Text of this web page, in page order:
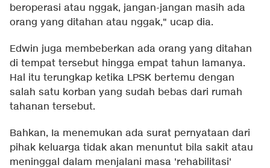
beroperasi atau nggak, jangan-jangan masih ada
orang yang ditahan atau nggak," ucap dia.
Edwin juga membeberkan ada orang yang ditahan
di tempat tersebut hingga empat tahun lamanya.
Hal itu terungkap ketika LPSK bertemu dengan
salah satu korban yang sudah bebas dari rumah
tahanan tersebut.
Bahkan, Ia menemukan ada surat pernyataan dari
pihak keluarga tidak akan menuntut bila sakit atau
meninggal dalam menjalani masa 'rehabilitasi'